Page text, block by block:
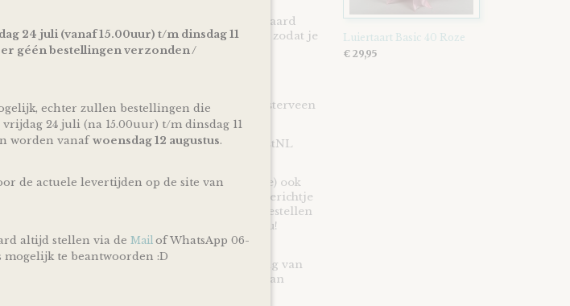
een kartonnen onderplaat geplaatst en uiteraard
door middel van doorzichtig folie en lint, zodat je
doen!
op afspraak, komen ophalen in Kloosterveen
gratisbinnen Nederland verzenden* via PostNL
verzending naar de kersverse ouders (to be) ook
persoonlijke touch kan je een eigen wens of berichtje
achterlaten in het opmerkingen veld bij het bestellen
er een kaartje toegevoegd wordt aan je cadeau!
worden binnen 1-4 werkdagen door ons
levering is afhankelijk van de dienstregeling van
actuele levertijden en dagen altijd op de site van
Luiertaart Basic 40 Roze
€ 29,95
24 juli (vanaf 15.00uur) t/m dinsdag 11
géén bestellingen verzonden /
echter zullen bestellingen die
24 juli (na 15.00uur) t/m dinsdag 11
worden vanafwoensdag 12 augustus.
de actuele levertijden op de site van
altijd stellen via de Mail of WhatsApp 06-
mogelijk te beantwoorden :D